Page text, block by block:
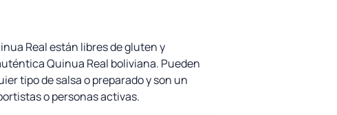
Real están libres de gluten y
Quinua Real boliviana. Pueden
tipo de salsa o preparado y son un
o personas activas.